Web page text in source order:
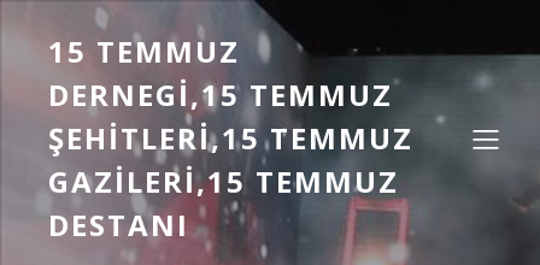
15 TEMMUZ
DERNEGI,15 TEMMUZ
ŞEHITLERI,15 TEMMUZ
GAZILERI,15 TEMMUZ
DESTANI